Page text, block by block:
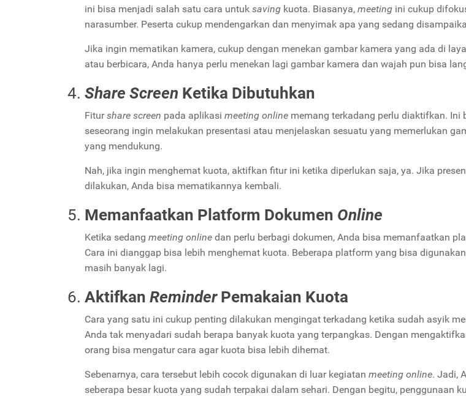
ini bisa menjadi salah satu cara untuk saving kuota. Biasanya, meeting ini cukup
narasumber. Peserta cukup mendengarkan dan menyimak apa yang sedang
Jika ingin mematikan kamera, cukup dengan menekan gambar kamera yang ada di
atau berbicara, Anda hanya perlu menekan lagi gambar kamera dan wajah pun bisa
Share Screen Ketika Dibutuhkan
Fiturshare screen pada aplikasi meeting online memang terkadang perlu diaktifkan. Ini
seseorang ingin melakukan presentasi atau menjelaskan sesuatu yang memerlukan
yang mendukung.
Nah, jika ingin menghemat kuota, aktifkan fitur ini ketika diperlukan saja, ya. Jika
dilakukan, Anda bisa mematikannya kembali.
Memanfaatkan Platform Dokumen Online
Ketika sedang meeting online dan perlu berbagi dokumen, Anda bisa memanfaatkan
Cara ini dianggap bisa lebih menghemat kuota. Beberapa platform yang bisa
masih banyak lagi.
Aktifkan ReminderPemakaian Kuota
Cara yang satu ini cukup penting dilakukan mengingat terkadang ketika sudah asyik
Anda tak menyadari sudah berapa banyak kuota yang terpangkas. Dengan
orang bisa mengatur cara agar kuota bisa lebih dihemat.
Sebenarnya, cara tersebut lebih cocok digunakan di luar kegiatan meeting online. Jadi,
seberapa besar kuota yang sudah terpakai dalam sehari. Dengan begitu, penggunaan